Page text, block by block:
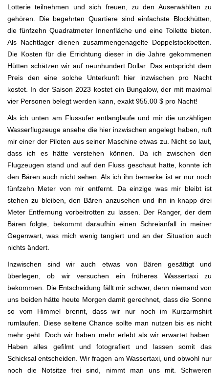
Lotterie teilnehmen und sich freuen, zu den Auserwählten zu
gehören. Die begehrten Quartiere sind einfachste Blockhütten,
die fünfzehn Quadratmeter Innenfläche und eine Toilette bieten.
Als Nachtlager dienen zusammengenagelte Doppelstockbetten.
Die Kosten für die Errichtung dieser in die Jahre gekommenen
Hütten schätzen wir auf neunhundert Dollar. Das entspricht dem
Preis den eine solche Unterkunft hier inzwischen pro Nacht
kostet. In der Saison 2023 kostet ein Bungalow, der mit maximal
vier Personen belegt werden kann, exakt 955.00 $ pro Nacht!
Als ich unten am Flussufer entlanglaufe und mir die unzähligen
Wasserflugzeuge ansehe die hier inzwischen angelegt haben, ruft
mir einer der Piloten aus seiner Maschine etwas zu. Nicht so laut,
dass ich es hätte verstehen können. Da ich zwischen den
Flugzeugen stand und auf den Fluss geschaut hatte, konnte ich
den Bären auch nicht sehen. Als ich ihn bemerke ist er nur noch
fünfzehn Meter von mir entfernt. Da einzige was mir bleibt ist
stehen zu bleiben, den Bären anzusehen und ihn in knapp drei
Meter Entfernung vorbeitrotten zu lassen. Der Ranger, der dem
Bären folgte, bekommt daraufhin einen Schreianfall in meiner
Gegenwart, was mich wenig tangiert und an der Situation auch
nichts ändert.
Inzwischen sind wir auch etwas von Bären gesättigt und
überlegen, ob wir versuchen ein früheres Wassertaxi zu
bekommen. Die Entscheidung fällt mir schwer, denn niemand von
uns beiden hätte heute Morgen damit gerechnet, dass die Sonne
so vom Himmel brennt, dass wir nur noch im Kurzarmshirt
rumlaufen. Diese seltene Chance sollte man nutzen bis es nicht
mehr geht. Doch wir haben mehr erlebt als wir erwartet haben.
Haben alles gefilmt und fotografiert und lassen somit das
Schicksal entscheiden. Wir fragen am Wassertaxi, und obwohl nur
noch die Notsitze frei sind, nimmt man uns mit. Schweren